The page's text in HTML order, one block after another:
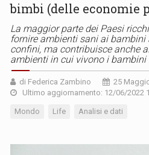
bimbi (delle economie
La maggior parte dei Paesi
fornire ambienti sani ai bambini
confini, ma contribuisce anche
ambienti in cui vivono i
di Federica Zambino
25
Ultimo aggiornamento: 12/06/2022
Mondo Life Analisi e dati